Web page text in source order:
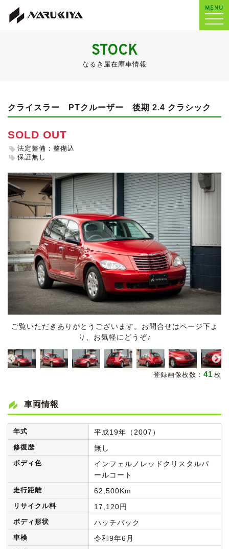
MENU
STOCK
なるき屋在庫車情報
クライスラー PTクルーザー 後期 2.4 クラシック
SOLD OUT
法定整備：整備込
保証無し
ご覧いただきありがとうございます。お問合せはページ下よ
り、お気軽にどうぞ♪
登録画像枚数： 41 枚
車両情報
年式 平成19年（2007）
修復歴 無し
ボディ色
インフェルノレッドクリスタルパ
ールコート
走行距離 62,500Km
リサイクル料 17,120円
ボディ形状 ハッチバック
車検 令和9年6月